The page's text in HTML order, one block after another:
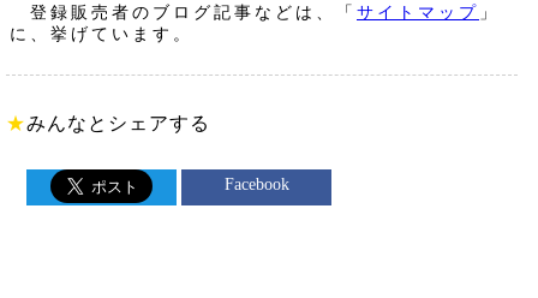
登録販売者のブログ記事などは、「 サイトマップ 」
に、挙げています。
★みんなとシェアする
Facebook